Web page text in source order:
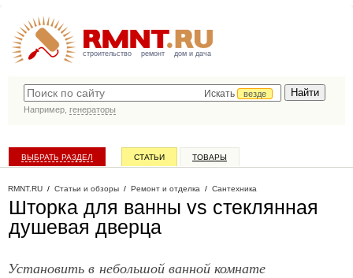
строительство ремонт дом и дача
Искать
везде
Например, генераторы
ВЫБРАТЬ РАЗДЕЛ СТАТЬИ ТОВАРЫ
RMNT.RU / Статьи и обзоры / Ремонт и отделка / Сантехника
Шторка для ванны vs стеклянная
душевая дверца
Установить в небольшой ванной комнате